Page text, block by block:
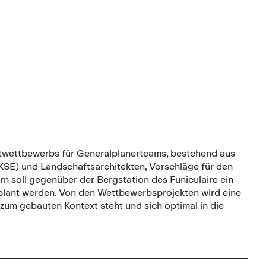
für Generalplanerteams, bestehend aus
und Landschaftsarchitekten, Vorschläge für den
soll gegenüber der Bergstation des Funiculaire ein
werden. Von den Wettbewerbsprojekten wird eine
gebauten Kontext steht und sich optimal in die